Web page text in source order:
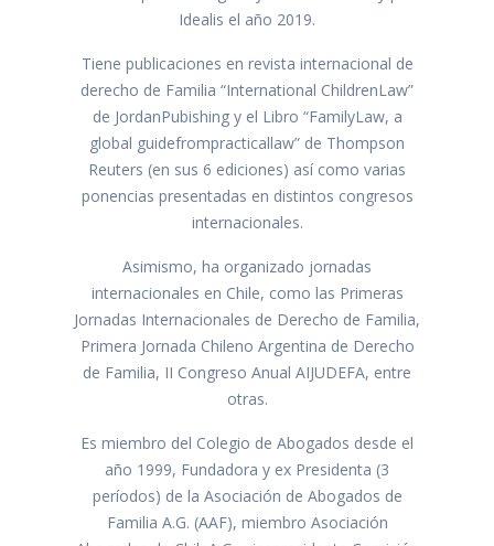
Idealis el año 2019.
Tiene publicaciones en revista internacional de
derecho de Familia “International ChildrenLaw”
de JordanPubishing y el Libro “FamilyLaw, a
global guidefrompracticallaw” de Thompson
Reuters (en sus 6 ediciones) así como varias
ponencias presentadas en distintos congresos
internacionales.
Asimismo, ha organizado jornadas
internacionales en Chile, como las Primeras
Jornadas Internacionales de Derecho de Familia,
Primera Jornada Chileno Argentina de Derecho
de Familia, II Congreso Anual AIJUDEFA, entre
otras.
Es miembro del Colegio de Abogados desde el
año 1999, Fundadora y ex Presidenta (3
períodos) de la Asociación de Abogados de
Familia A.G. (AAF), miembro Asociación